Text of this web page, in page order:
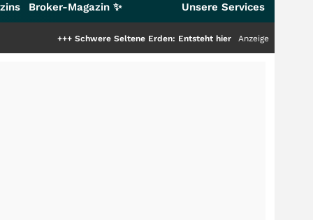
Broker-Magazin ✨ Unsere Services
Schwere Seltene Erden: Entsteht hier die nächste Milliardenstory?
Anzeige